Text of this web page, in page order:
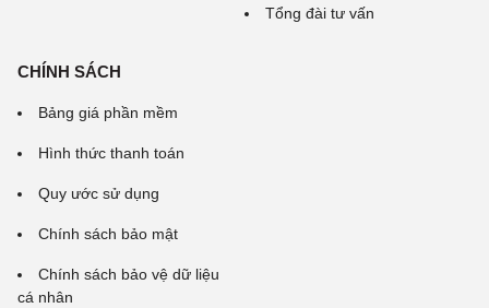
Tổng đài tư vấn
CHÍNH SÁCH
Bảng giá phần mềm
Hình thức thanh toán
Quy ước sử dụng
Chính sách bảo mật
Chính sách bảo vệ dữ liệu
cá nhân